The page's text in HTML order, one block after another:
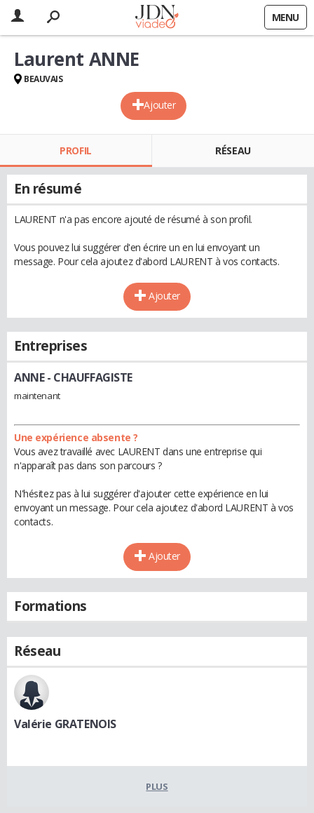
MENU
Ajouter
Laurent ANNE
BEAUVAIS
PROFIL RÉSEAU
En résumé
LAURENT n'a pas encore ajouté de résumé à son profil.
Vous pouvez lui suggérer d'en écrire un en lui envoyant un
message. Pour cela ajoutez d'abord LAURENT à vos contacts.
Ajouter
Entreprises
ANNE- CHAUFFAGISTE
maintenant
Une expérience absente ?
Vous avez travaillé avec LAURENT dans une entreprise qui
n'apparaît pas dans son parcours ?
N'hésitez pas à lui suggérer d'ajouter cette expérience en lui
envoyant un message. Pour cela ajoutez d'abord LAURENT à vos
contacts.
Ajouter
Formations
Réseau
Valérie GRATENOIS
PLUS